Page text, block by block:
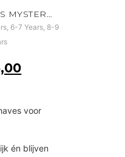
BOBO CHOSES MYSTERY BC HALF-ZIP SWEATER LAVENDEL
6-7 Years, 8-9
voor
én blijven